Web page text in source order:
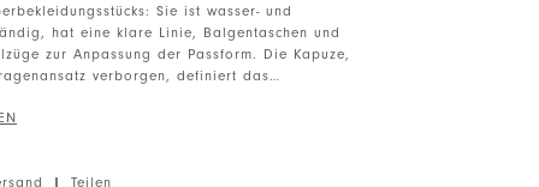
Sie ist wasser- und
hat eine klare Linie, Balgentaschen und
zur Anpassung der Passform. Die Kapuze,
verborgen, definiert das
Eingrifftaschen. Lange Ärmel. Kordelzug am
| Teilen